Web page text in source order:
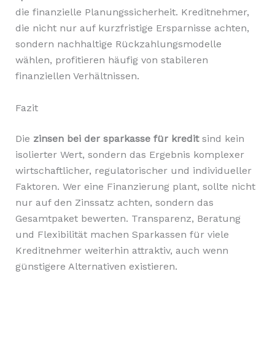
die finanzielle Planungssicherheit. Kreditnehmer,
die nicht nur auf kurzfristige Ersparnisse achten,
sondern nachhaltige Rückzahlungsmodelle
wählen, profitieren häufig von stabileren
finanziellen Verhältnissen.
Fazit
Die zinsen bei der sparkasse für kreditsind kein
isolierter Wert, sondern das Ergebnis komplexer
wirtschaftlicher, regulatorischer und individueller
Faktoren. Wer eine Finanzierung plant, sollte nicht
nur auf den Zinssatz achten, sondern das
Gesamtpaket bewerten. Transparenz, Beratung
und Flexibilität machen Sparkassen für viele
Kreditnehmer weiterhin attraktiv, auch wenn
günstigere Alternativen existieren.